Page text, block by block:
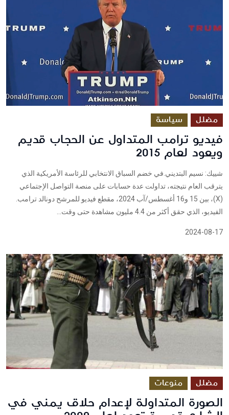
مضلل سياسة
فيديو ترامب المتداول عن الحجاب قديم
ويعود لعام 2015
شييك: نسيم البتديني.في خضم السباق الانتخابي للرئاسة الأمريكية الذي
يترقب العام نتيجته، تداولت عدة حسابات على منصة التواصل الإجتماعي
(X)، بين 15 و16 أغسطس/آب 2024، مقطع فيديو للمرشح دونالد ترامب.
الفيديو، الذي حقق أكثر من 4.4 مليون مشاهدة حتى وقت...
2024-08-17
مضلل منوعات
الصورة المتداولة لإعدام حلاق يمني في